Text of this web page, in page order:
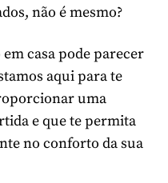
não é mesmo?
casa pode parecer
aqui para te
uma
e que te permita
no conforto da sua